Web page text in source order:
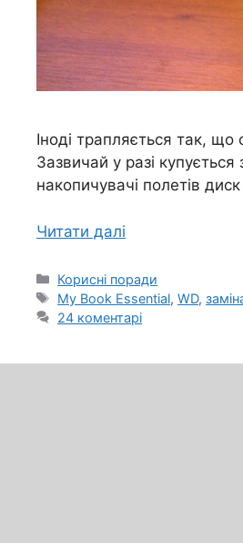
Іноді трапляється так,
Зазвичай у разі
накопичувачі полетів
Читати далі
Категорії
Корисні поради
Позначки
My Book Essential,WD,
24 коментарі